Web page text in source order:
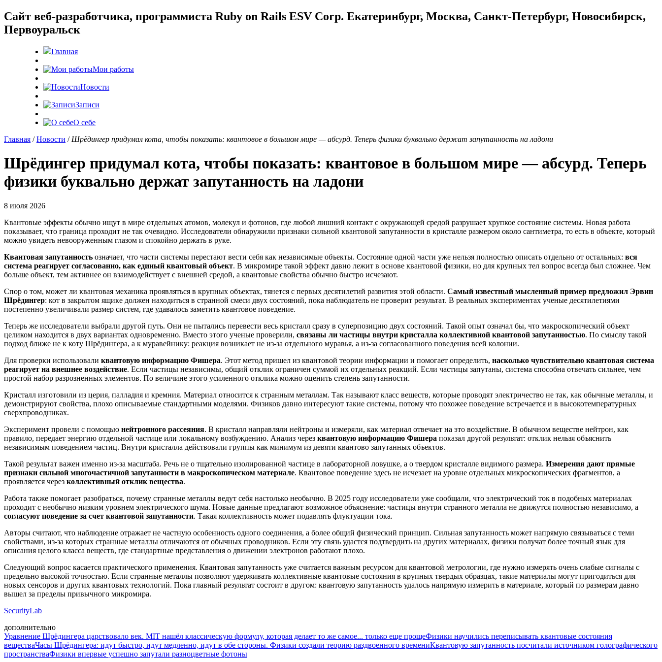
Cайт веб-разработчика, программиста Ruby on Rails ESV Corp. Екатеринбург, Москва, Санкт-Петербург, Новосибирск,
Первоуральск
Главная
Мои работы
Новости
Записи
О себе
Главная /Новости / Шрёдингер придумал кота, чтобы показать: квантовое в большом мире — абсурд. Теперь физики буквально держат запутанность на ладони
Шрёдингер придумал кота, чтобы показать: квантовое в большом мире — абсурд. Теперь
физики буквально держат запутанность на ладони
8 июля 2026
Квантовые эффекты обычно ищут в мире отдельных атомов, молекул и фотонов, где любой лишний контакт с окружающей средой разрушает хрупкое состояние системы. Новая работа
показывает, что граница проходит не так очевидно. Исследователи обнаружили признаки сильной квантовой запутанности в кристалле размером около сантиметра, то есть в объекте, который
можно увидеть невооруженным глазом и спокойно держать в руке.
Квантовая запутанность означает, что части системы перестают вести себя как независимые объекты. Состояние одной части уже нельзя полностью описать отдельно от остальных: вся
система реагирует согласованно, как единый квантовый объект. В микромире такой эффект давно лежит в основе квантовой физики, но для крупных тел вопрос всегда был сложнее. Чем
больше объект, тем активнее он взаимодействует с внешней средой, а квантовые свойства обычно быстро исчезают.
Спор о том, может ли квантовая механика проявляться в крупных объектах, тянется с первых десятилетий развития этой области. Самый известный мысленный пример предложил Эрвин
Шрёдингер: кот в закрытом ящике должен находиться в странной смеси двух состояний, пока наблюдатель не проверит результат. В реальных экспериментах ученые десятилетиями
постепенно увеличивали размер систем, где удавалось заметить квантовое поведение.
Теперь же исследователи выбрали другой путь. Они не пытались перевести весь кристалл сразу в суперпозицию двух состояний. Такой опыт означал бы, что макроскопический объект
целиком находится в двух вариантах одновременно. Вместо этого ученые проверили, связаны ли частицы внутри кристалла коллективной квантовой запутанностью. По смыслу такой
подход ближе не к коту Шрёдингера, а к муравейнику: реакция возникает не из-за отдельного муравья, а из-за согласованного поведения всей колонии.
Для проверки использовали квантовую информацию Фишера. Этот метод пришел из квантовой теории информации и помогает определить, насколько чувствительно квантовая система
реагирует на внешнее воздействие. Если частицы независимы, общий отклик ограничен суммой их отдельных реакций. Если частицы запутаны, система способна отвечать сильнее, чем
простой набор разрозненных элементов. По величине этого усиленного отклика можно оценить степень запутанности.
Кристалл изготовили из церия, палладия и кремния. Материал относится к странным металлам. Так называют класс веществ, которые проводят электричество не так, как обычные металлы, и
демонстрируют свойства, плохо описываемые стандартными моделями. Физиков давно интересуют такие системы, потому что похожее поведение встречается и в высокотемпературных
сверхпроводниках.
Эксперимент провели с помощью нейтронного рассеяния. В кристалл направляли нейтроны и измеряли, как материал отвечает на это воздействие. В обычном веществе нейтрон, как
правило, передает энергию отдельной частице или локальному возбуждению. Анализ через квантовую информацию Фишера показал другой результат: отклик нельзя объяснить
независимым поведением частиц. Внутри кристалла действовали группы как минимум из девяти квантово запутанных объектов.
Такой результат важен именно из-за масштаба. Речь не о тщательно изолированной частице в лабораторной ловушке, а о твердом кристалле видимого размера. Измерения дают прямые
признаки сильной многочастичной запутанности в макроскопическом материале. Квантовое поведение здесь не исчезает на уровне отдельных микроскопических фрагментов, а
проявляется через коллективный отклик вещества.
Работа также помогает разобраться, почему странные металлы ведут себя настолько необычно. В 2025 году исследователи уже сообщали, что электрический ток в подобных материалах
проходит с необычно низким уровнем электрического шума. Новые данные предлагают возможное объяснение: частицы внутри странного металла не движутся полностью независимо, а
согласуют поведение за счет квантовой запутанности. Такая коллективность может подавлять флуктуации тока.
Авторы считают, что наблюдение отражает не частную особенность одного соединения, а более общий физический принцип. Сильная запутанность может напрямую связываться с теми
свойствами, из-за которых странные металлы отличаются от обычных проводников. Если эту связь удастся подтвердить на других материалах, физики получат более точный язык для
описания целого класса веществ, где стандартные представления о движении электронов работают плохо.
Следующий вопрос касается практического применения. Квантовая запутанность уже считается важным ресурсом для квантовой метрологии, где нужно измерять очень слабые сигналы с
предельно высокой точностью. Если странные металлы позволяют удерживать коллективные квантовые состояния в крупных твердых образцах, такие материалы могут пригодиться для
новых сенсоров и других квантовых технологий. Пока главный результат состоит в другом: квантовую запутанность удалось напрямую измерить в материале, который по размерам давно
вышел за пределы привычного микромира.
SecurityLab
дополнительно
Уравнение Шрёдингера царствовало век. MIT нашёл классическую формулу, которая делает то же самое... только еще прощеФизики научились переписывать квантовые состояния
веществаЧасы Шрёдингера: идут быстро, идут медленно, идут в обе стороны. Физики создали теорию раздвоенного времениКвантовую запутанность посчитали источником голографического
пространстваФизики впервые успешно запутали разноцветные фотоны